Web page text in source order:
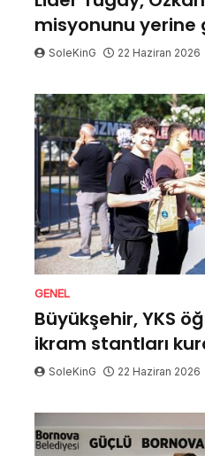
misyonunu yerine
SoleKinG 22 Haziran 2026
GENEL
Büyükşehir, YKS
ikram stantları
SoleKinG 22 Haziran 2026